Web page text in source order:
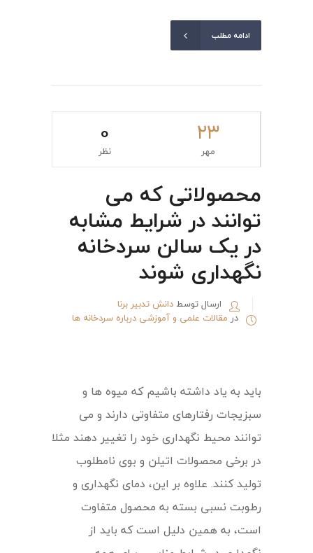
ادامه مطلب
۲۳
مهر
0
نظر
محصولاتی که می
توانند در شرایط مشابه
در یک سالن سردخانه
نگهداری شوند
ارسال توسط دانش تدبیر برنا
در مقالات علمی و آموزشی درباره سردخانه ها
باید به یاد داشته باشیم که میوه ها و
سبزیجات رفتارهای متفاوتی دارند و می
توانند محیط نگهداری خود را تغییر دهند مثلا
در برخی محصولات اتیلن و بوی نامطلوب
تولید کنند. علاوه بر این، دمای نگهداری و
رطوبت نسبی بسته به محصول متفاوت
است، به همین دلیل است که باید از